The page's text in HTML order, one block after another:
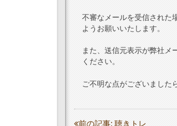
不審なメールを受信された
ようお願いいたします。
また、送信元表示が弊社メ
ください。
ご不明な点がございました
前の記事: 聴きトレ